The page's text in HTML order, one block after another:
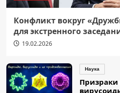
Конфликт вокруг
для экстренного
19.02.2026
Наука